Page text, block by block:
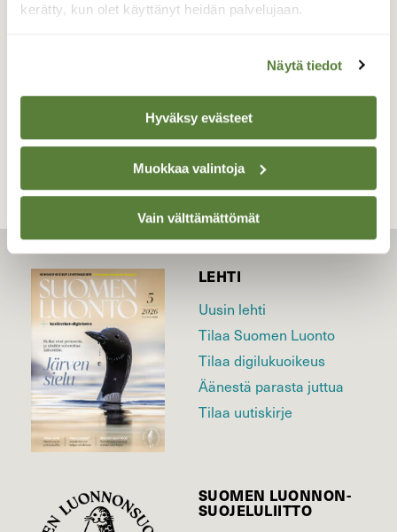
kerätty, kun olet käyttänyt heidän palvelujaan.
Näytä tiedot
Hyväksy evästeet
Muokkaa valintoja
Vain välttämättömät
Valokuvaaja: Irja Lehtinen, 37500 Lempäälä
TAKAISIN LISTAAN
LEHTI
Uusin lehti
Tilaa Suomen Luonto
Tilaa digilukuoikeus
Äänestä parasta juttua
Tilaa uutiskirje
SUOMEN LUONNON­
SUOJELU­LIITTO